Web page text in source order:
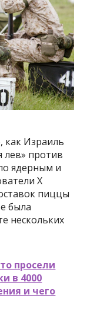
как Израиль
против
ядерным и
X
пиццы
была
нескольких
просели
в 4000
и чего